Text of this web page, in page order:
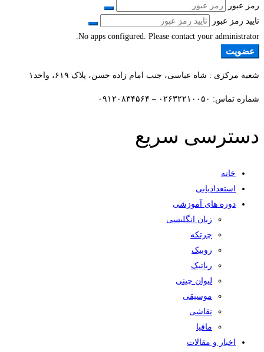
رمز عبور
تایید رمز عبور
No apps configured. Please contact your administrator.
عضویت
شعبه مرکزی : شاه عباسی، جنب امام زاده حسن، پلاک ۶۱۹، واحد۱​
شماره تماس: ۰۲۶۳۲۲۱۰۰۵۰ – ۰۹۱۲۰۸۳۴۵۶۴
دسترسی سریع
خانه
استعدادیابی
دوره های آموزشی
زبان انگلیسی
چرتکه
روبیک
رباتیک
لیوان چینی
موسیقی
نقاشی
مافیا
اخبار و مقالات